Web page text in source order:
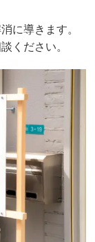
に導きます。
ください。